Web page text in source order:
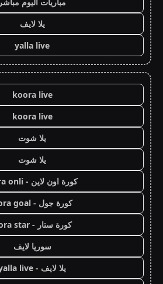
يلا لايف
yalla live
koora live
koora live
يلا شوت
يلا شوت
كورة اون لاين - kora onli
كورة جول - kora goal
كورة ستار - kora star
سوريا لايف
يلا لايف - yalla live